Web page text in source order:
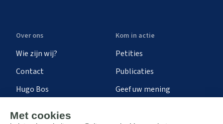
Over ons
Wie zijn wij?
Contact
Hugo Bos
Kom in actie
Petities
Publicaties
Geef uw mening